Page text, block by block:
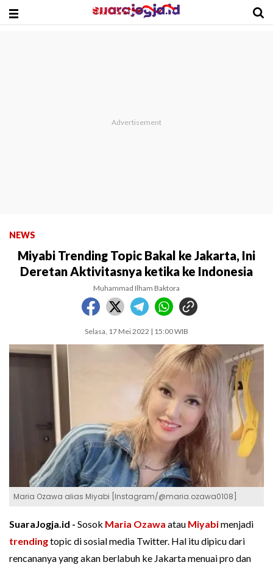
NEWS
Miyabi Trending Topic Bakal ke Jakarta, Ini
Deretan Aktivitasnya ketika ke Indonesia
Muhammad Ilham Baktora
Selasa, 17 Mei 2022 | 15:00 WIB
Maria Ozawa alias Miyabi [Instagram/@maria.ozawa0108]
SuaraJogja.id - Sosok Maria Ozawa atau Miyabimenjadi
trendingtopic di sosial media Twitter. Hal itu dipicu dari
rencananya yang akan berlabuh ke Jakarta menuai pro dan